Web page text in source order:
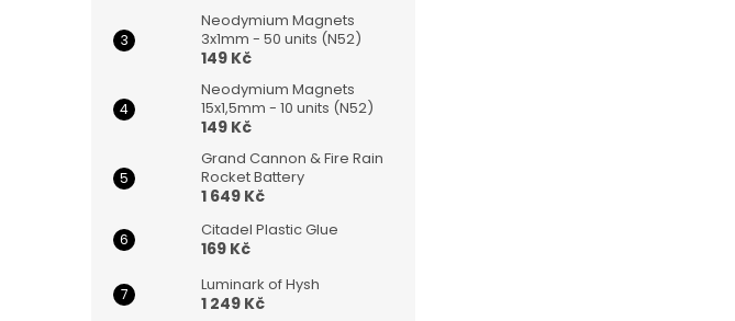
Neodymium Magnets
3x1mm - 50 units (N52)
149 Kč
Neodymium Magnets
15x1,5mm - 10 units (N52)
149 Kč
Grand Cannon & Fire Rain
Rocket Battery
1 649 Kč
Citadel Plastic Glue
169 Kč
Luminark of Hysh
1 249 Kč